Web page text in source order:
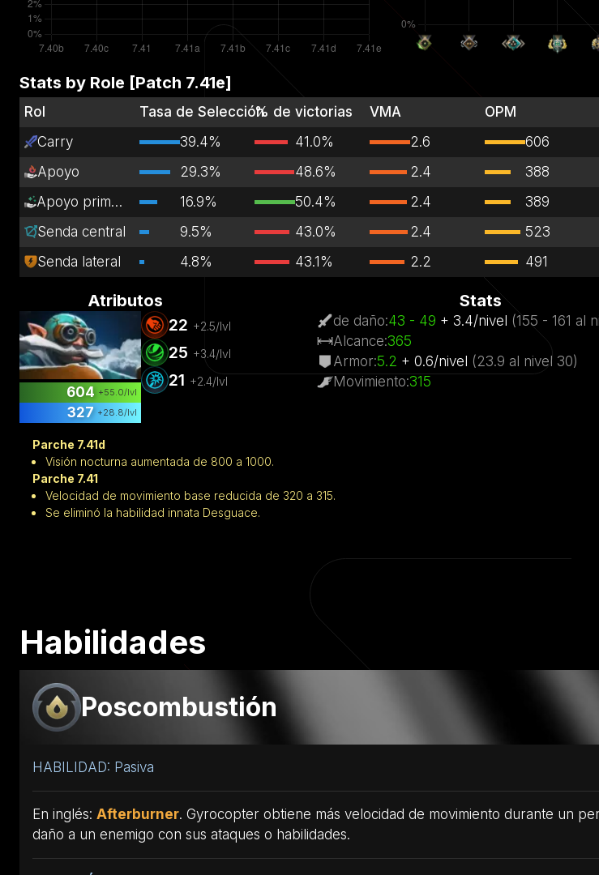
Stats by Role [Patch 7.41e]
Rol Tasa de Selección% de victorias VMA OPM
Carry
39.4% 41.0% 2.6 606
Apoyo
29.3% 48.6% 2.4 388
Apoyo primario
16.9% 50.4% 2.4 389
Senda central
9.5% 43.0% 2.4 523
Senda lateral
4.8% 43.1% 2.2 491
Atributos
604 +55.0/lvl
327 +28.8/lvl
22 +2.5/lvl
25 +3.4/lvl
21 +2.4/lvl
Stats
de daño:43 - 49 + 3.4/nivel (155 - 161 al
Alcance:365
Armor:5.2 + 0.6/nivel (23.9 al nivel30)
Movimiento:315
Parche 7.41d
Visión nocturna aumentada de 800 a 1000.
Parche 7.41
Velocidad de movimiento base reducida de 320 a 315.
Se eliminó la habilidad innata Desguace.
Habilidades
Poscombustión
HABILIDAD: Pasiva
En inglés: Afterburner. Gyrocopter obtiene más velocidad de movimiento durante un
daño a un enemigo con sus ataques o habilidades.